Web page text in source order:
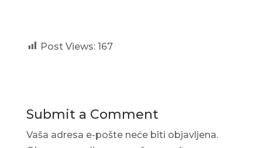
Post Views: 167
Submit a Comment
Vaša adresa e-pošte neće biti objavljena.